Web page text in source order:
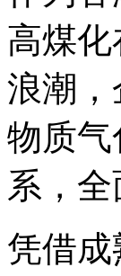
高煤
浪潮
物质
系，
凭借